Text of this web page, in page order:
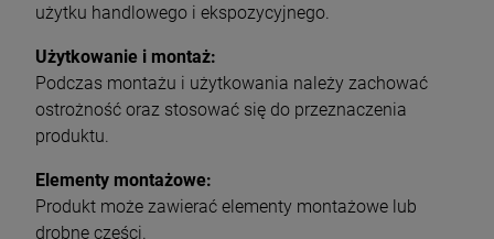
użytku handlowego i ekspozycyjnego.
Użytkowanie i montaż:
Podczas montażu i użytkowania należy zachować
ostrożność oraz stosować się do przeznaczenia
produktu.
Elementy montażowe:
Produkt może zawierać elementy montażowe lub
drobne części.